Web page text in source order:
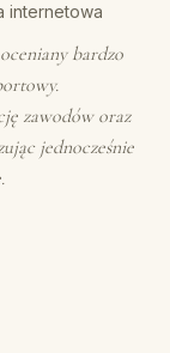
internetowa
bardzo
zawodów oraz
jednocześnie